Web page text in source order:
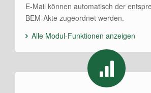
E-Mail können automatisch der
BEM-Akte zugeordnet werden.
Alle Modul-Funktionen anzeigen